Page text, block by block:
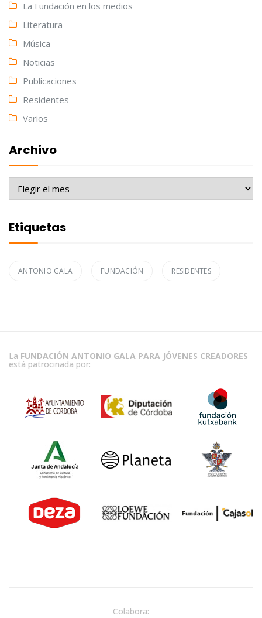
La Fundación en los medios
Literatura
Música
Noticias
Publicaciones
Residentes
Varios
Archivo
Archivo
Etiquetas
ANTONIO GALA FUNDACIÓN RESIDENTES
La FUNDACIÓN ANTONIO GALA PARA JÓVENES CREADORES
está patrocinada por:
Colabora: